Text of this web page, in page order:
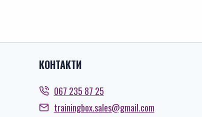
КОНТАКТИ
067 235 87 25
trainingbox.sales@gmail.com